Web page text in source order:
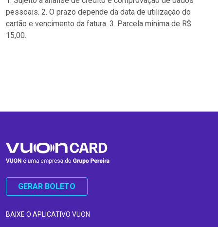
pessoais. 2. O prazo depende da data de utilização do
cartão e vencimento da fatura. 3. Parcela minima de R$
15,00.
GERAR BOLETO
BAIXE O APLICATIVO VUON